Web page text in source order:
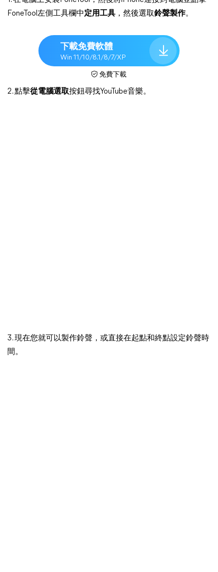
FoneTool左側工具欄中定用工具 ，然後選取鈴聲製作。
下載免費軟體
Win 11/10/8.1/8/7/XP
免費下載
2. 點擊從電腦選取按鈕尋找YouTube音樂。
3. 現在您就可以製作鈴聲，或直接在起點和終點設定鈴聲時
間。